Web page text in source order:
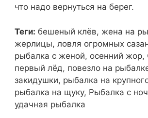
что надо вернуться на берег.
Теги: бешеный клёв, жена на
жерлицы, ловля огромных
рыбалка с женой, осенний жор,
первый лёд, повезло на
закидушки, рыбалка на
рыбалка на щуку, Рыбалка с
удачная рыбалка